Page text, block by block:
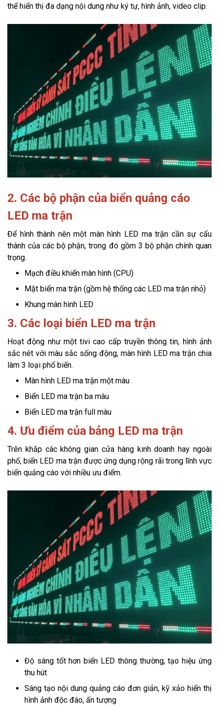
thể hiển thị đa dạng nội dung như ký tự, hình ảnh, video clip.
2. Các bộ phận của biển quảng cáo
LED ma trận
Để hình thành nên một màn hình LED ma trận cần sự cấu
thành của các bộ phận, trong đó gồm 3 bộ phận chính quan
trọng.
Mạch điều khiển màn hình (CPU)
Mặt biển ma trận (gồm hệ thống các LED ma trận nhỏ)
Khung màn hình LED
3. Các loại biển LED ma trận
Hoạt động như một tivi cao cấp truyền thông tin, hình ảnh
sắc nét với màu sắc sống động, màn hình LED ma trận chia
làm 3 loại phổ biến.
Màn hình LED ma trận một màu
Biển LED ma trận ba màu
Biển LED ma trận full màu
4. Ưu điểm của bảng LED ma trận
Trên khắp các không gian cửa hàng kinh doanh hay ngoài
phố, biển LED ma trận được ứng dụng rộng rãi trong lĩnh vực
biển quảng cáo với nhiều ưu điểm.
Độ sáng tốt hơn biển LED thông thường, tạo hiệu ứng
thu hút
Sáng tạo nội dung quảng cáo đơn giản, kỹ xảo hiển thị
hình ảnh độc đáo, ấn tượng